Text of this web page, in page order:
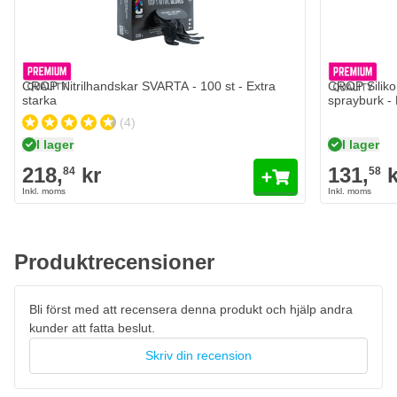
Lämplig för ny och befintlig lack eller färg
Snabbttorkande formula gör appliceringen mycket enkel
Lägg till i kundvagn
CROP Nitrilhandskar SVARTA - 100 st - Extra
starka
(4)
I lager
218,84 kr
CROP
sprayburk -
I lager
131,58
Produktrecensioner
Bli först med att recensera denna produkt och hjälp andra
kunder att fatta beslut.
Skriv din recension